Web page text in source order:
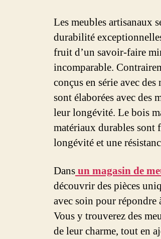
Les meubles artisanaux
durabilité
fruit d’un savoir-faire
incomparable.
conçus en série avec
sont élaborées avec des
leur longévité. Le bois
matériaux durables sont
longévité et une
Dansun magasin de
découvrir des pièces
avec soin pour répondre
Vous y trouverez des
de leur charme, tout en